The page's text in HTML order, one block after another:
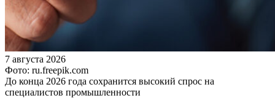
7 августа 2026
Фото: ru.freepik.com
До конца 2026 года сохранится высокий спрос на
специалистов промышленности